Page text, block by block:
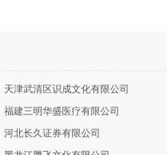
天津武清区识成文化有限公司
福建三明华盛医疗有限公司
河北长久证券有限公司